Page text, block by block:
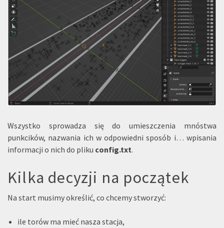
Wszystko sprowadza się do umieszczenia mnóstwa
punkcików, nazwania ich w odpowiedni sposób i… wpisania
informacji o nich do pliku config.txt.
Kilka decyzji na początek
Na start musimy określić, co chcemy stworzyć:
ile torów ma mieć nasza stacja,